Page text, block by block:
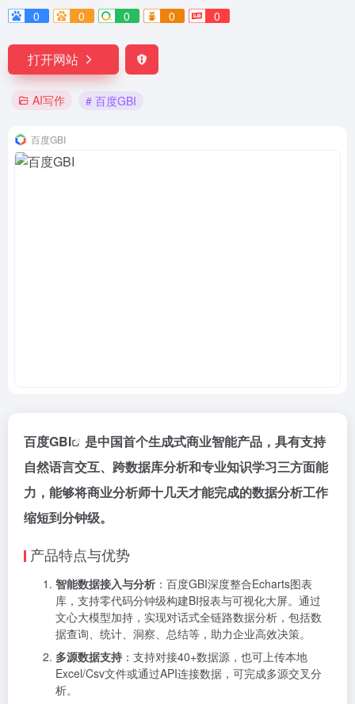
0
0 0 0 0
打开网站
AI写作 # 百度GBI
百度GBI
百度GBI
是中国首个生成式商业智能产品，具有支持
自然语言交互、跨数据库分析和专业知识学习三方面能
力，能够将商业分析师十几天才能完成的数据分析工作
缩短到分钟级。
产品特点与优势
智能数据接入与分析 ：百度GBI深度整合Echarts图表
库，支持零代码分钟级构建BI报表与可视化大屏。通过
文心大模型加持，实现对话式全链路数据分析，包括数
据查询、统计、洞察、总结等，助力企业高效决策。
多源数据支持 ：支持对接40+数据源，也可上传本地
Excel/Csv文件或通过API连接数据，可完成多源交叉分
析。